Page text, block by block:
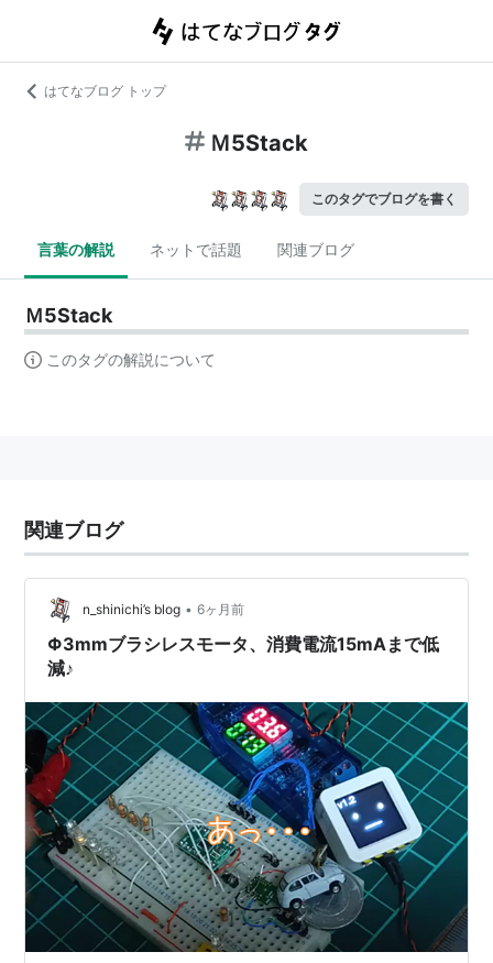
はてなブログ トップ
Ｍ5Stack
このタグでブログを書く
言葉の解説 ネットで話題 関連ブログ
Ｍ5Stack
このタグの解説について
関連ブログ
n_shinichi’s blog • 6ヶ月前
Φ3mmブラシレスモータ、消費電流15mAまで低
減♪